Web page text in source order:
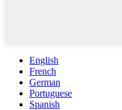
English
French
German
Portuguese
Spanish